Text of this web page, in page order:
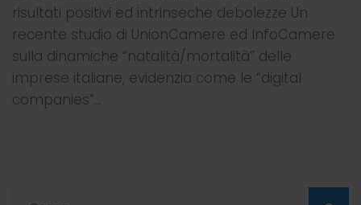
risultati positivi ed intrinseche debolezze Un
recente studio di UnionCamere ed InfoCamere
sulla dinamiche “natalità/mortalità” delle
imprese italiane, evidenzia come le “digital
companies”…